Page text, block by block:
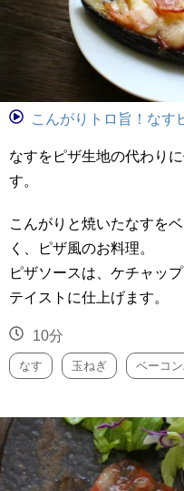
こんがりトロ旨！なす
なすをピザ生地の代わり
す。
こんがりと焼いたなすを
く、ピザ風のお料理。
ピザソースは、ケチャッ
テイストに仕上げます。
10分
なす 玉ねぎ ベーコ